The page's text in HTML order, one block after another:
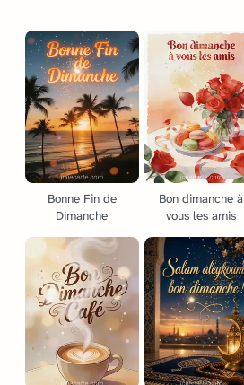
Bonne Fin de
Dimanche
Bon dimanche à
vous les amis